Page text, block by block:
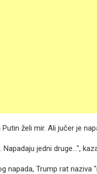
želi mir. Ali jučer je
jedni druge...",
napada, Trump rat